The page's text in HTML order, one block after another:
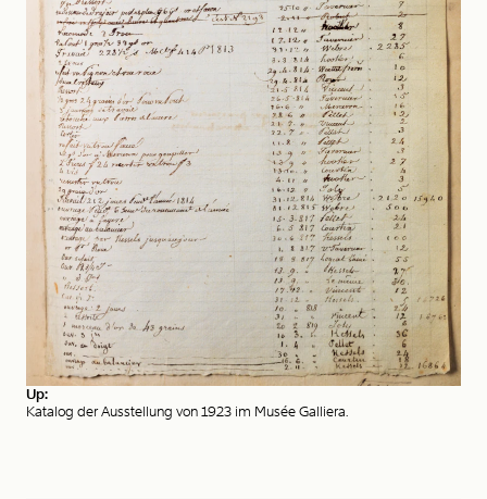
Up:
Katalog der Ausstellung von 1923 im Musée Galliera.